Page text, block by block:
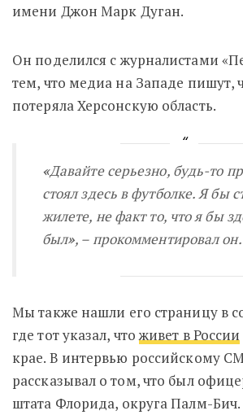
имени Джон Марк Дуган.
Он поделился с журналистами
тем, что медиа на Западе пишут,
потеряла Херсонскую область.
«Давайте серьезно, будь-то
стоял здесь в футболке. Я бы
жилете, не факт то, что я бы
был», – прокомментировал он.
Мы также нашли его страницу в
где тот указал, чтоживет в России
крае. В интервью российскому
рассказывал о том, что был
штата Флорида, округа Палм-Бич.